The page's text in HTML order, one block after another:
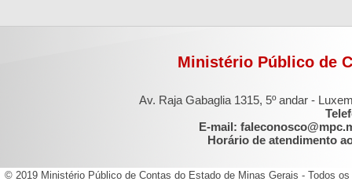
Ministério Público de
Av. Raja Gabaglia 1315, 5º andar -
E-mail:
Horário de atendimento
© 2019 Ministério Público de Contas do Estado de Minas Gerais - Todos